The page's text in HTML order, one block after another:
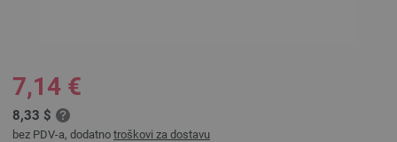
7,14 €
8,33 $
bez PDV-a, dodatno troškovi za dostavu